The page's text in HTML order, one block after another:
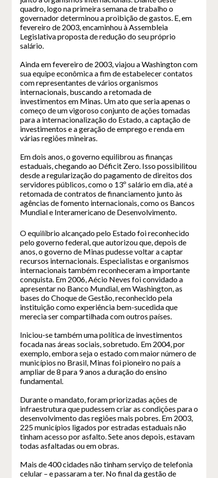
quadro, logo na primeira semana de trabalho o
governador determinou a proibição de gastos. E, em
fevereiro de 2003, encaminhou à Assembleia
Legislativa proposta de redução do seu próprio
salário.
Ainda em fevereiro de 2003, viajou a Washington com
sua equipe econômica a fim de estabelecer contatos
com representantes de vários organismos
internacionais, buscando a retomada de
investimentos em Minas. Um ato que seria apenas o
começo de um vigoroso conjunto de ações tomadas
para a internacionalização do Estado, a captação de
investimentos e a geração de emprego e renda em
várias regiões mineiras.
Em dois anos, o governo equilibrou as finanças
estaduais, chegando ao Déficit Zero. Isso possibilitou
desde a regularização do pagamento de direitos dos
servidores públicos, como o 13º salário em dia, até a
retomada de contratos de financiamento junto às
agências de fomento internacionais, como os Bancos
Mundial e Interamericano de Desenvolvimento.
O equilíbrio alcançado pelo Estado foi reconhecido
pelo governo federal, que autorizou que, depois de
anos, o governo de Minas pudesse voltar a captar
recursos internacionais. Especialistas e organismos
internacionais também reconheceram a importante
conquista. Em 2006, Aécio Neves foi convidado a
apresentar no Banco Mundial, em Washington, as
bases do Choque de Gestão, reconhecido pela
instituição como experiência bem-sucedida que
merecia ser compartilhada com outros países.
Iniciou-se também uma política de investimentos
focada nas áreas sociais, sobretudo. Em 2004, por
exemplo, embora seja o estado com maior número de
municípios no Brasil, Minas foi pioneiro no país a
ampliar de 8 para 9 anos a duração do ensino
fundamental.
Durante o mandato, foram priorizadas ações de
infraestrutura que pudessem criar as condições para o
desenvolvimento das regiões mais pobres. Em 2003,
225 municípios ligados por estradas estaduais não
tinham acesso por asfalto. Sete anos depois, estavam
todas asfaltadas ou em obras.
Mais de 400 cidades não tinham serviço de telefonia
celular – e passaram a ter. No final da gestão de